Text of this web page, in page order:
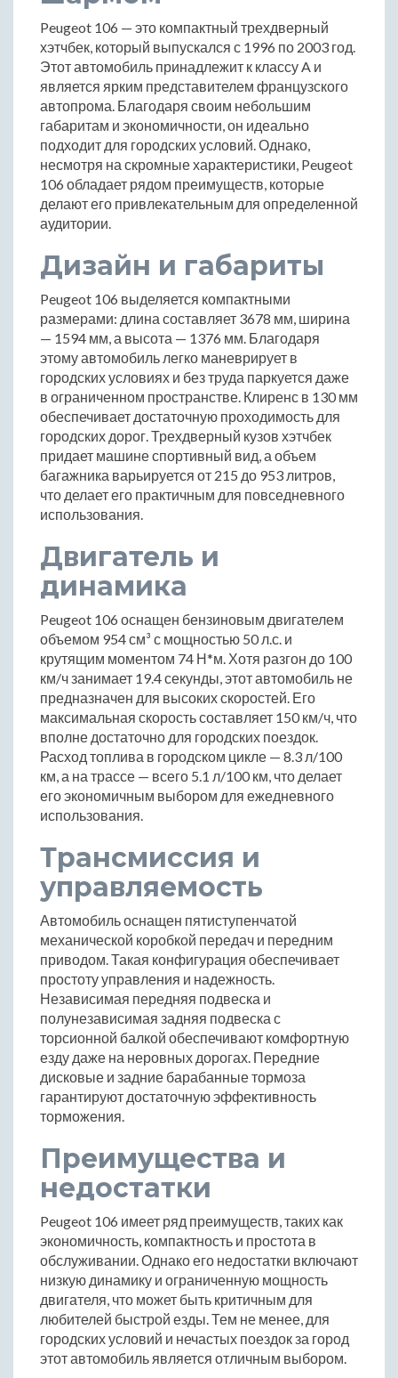
Peugeot 106 — это компактный трехдверный
хэтчбек, который выпускался с 1996 по 2003 год.
Этот автомобиль принадлежит к классу A и
является ярким представителем французского
автопрома. Благодаря своим небольшим
габаритам и экономичности, он идеально
подходит для городских условий. Однако,
несмотря на скромные характеристики, Peugeot
106 обладает рядом преимуществ, которые
делают его привлекательным для определенной
аудитории.
Дизайн и габариты
Peugeot 106 выделяется компактными
размерами: длина составляет 3678 мм, ширина
— 1594 мм, а высота — 1376 мм. Благодаря
этому автомобиль легко маневрирует в
городских условиях и без труда паркуется даже
в ограниченном пространстве. Клиренс в 130 мм
обеспечивает достаточную проходимость для
городских дорог. Трехдверный кузов хэтчбек
придает машине спортивный вид, а объем
багажника варьируется от 215 до 953 литров,
что делает его практичным для повседневного
использования.
Двигатель и
динамика
Peugeot 106 оснащен бензиновым двигателем
объемом 954 см³ с мощностью 50 л.с. и
крутящим моментом 74 Н*м. Хотя разгон до 100
км/ч занимает 19.4 секунды, этот автомобиль не
предназначен для высоких скоростей. Его
максимальная скорость составляет 150 км/ч, что
вполне достаточно для городских поездок.
Расход топлива в городском цикле — 8.3 л/100
км, а на трассе — всего 5.1 л/100 км, что делает
его экономичным выбором для ежедневного
использования.
Трансмиссия и
управляемость
Автомобиль оснащен пятиступенчатой
механической коробкой передач и передним
приводом. Такая конфигурация обеспечивает
простоту управления и надежность.
Независимая передняя подвеска и
полунезависимая задняя подвеска с
торсионной балкой обеспечивают комфортную
езду даже на неровных дорогах. Передние
дисковые и задние барабанные тормоза
гарантируют достаточную эффективность
торможения.
Преимущества и
недостатки
Peugeot 106 имеет ряд преимуществ, таких как
экономичность, компактность и простота в
обслуживании. Однако его недостатки включают
низкую динамику и ограниченную мощность
двигателя, что может быть критичным для
любителей быстрой езды. Тем не менее, для
городских условий и нечастых поездок за город
этот автомобиль является отличным выбором.